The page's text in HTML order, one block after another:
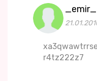
_emir_
r4tz222z7